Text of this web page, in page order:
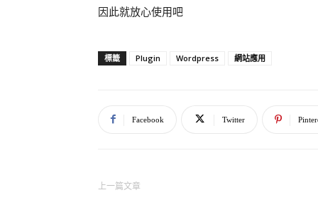
因此就放心使用吧
標籤 Plugin Wordpress 網站應用
Facebook Twitter
上一篇文章